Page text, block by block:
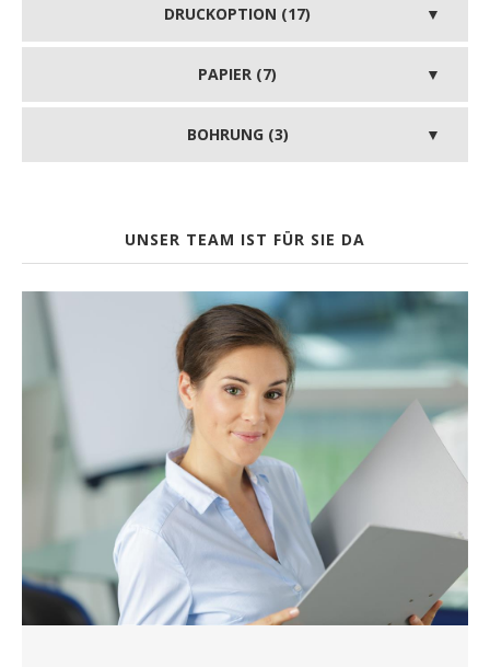
DRUCKOPTION (17)
PAPIER (7)
BOHRUNG (3)
UNSER TEAM IST FÜR SIE DA